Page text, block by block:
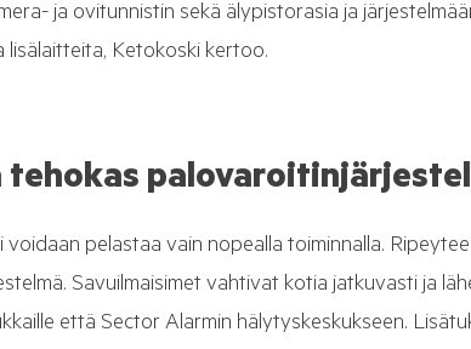
ja ovitunnistin sekä älypistorasia ja
lisälaitteita, Ketokoski kertoo.
tehokas
voidaan pelastaa vain nopealla toiminnalla.
Savuilmaisimet vahtivat kotia jatkuvasti ja
että Sector Alarmin hälytyskeskukseen.